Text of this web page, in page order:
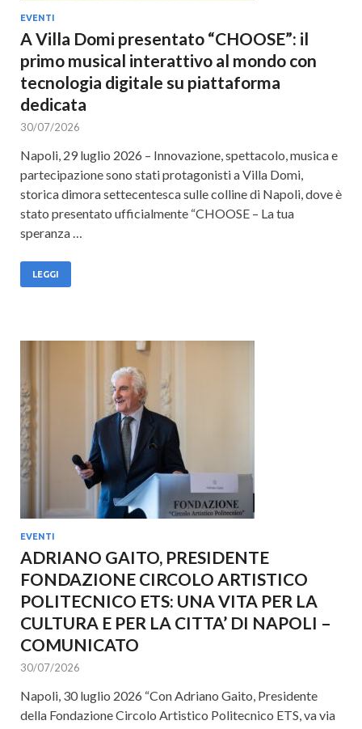
EVENTI
A Villa Domi presentato “CHOOSE”: il
primo musical interattivo al mondo con
tecnologia digitale su piattaforma
dedicata
30/07/2026
Napoli, 29 luglio 2026 – Innovazione, spettacolo, musica e
partecipazione sono stati protagonisti a Villa Domi,
storica dimora settecentesca sulle colline di Napoli, dove è
stato presentato ufficialmente “CHOOSE – La tua
speranza …
LEGGI
EVENTI
ADRIANO GAITO, PRESIDENTE
FONDAZIONE CIRCOLO ARTISTICO
POLITECNICO ETS: UNA VITA PER LA
CULTURA E PER LA CITTA’ DI NAPOLI –
COMUNICATO
30/07/2026
Napoli, 30 luglio 2026 “Con Adriano Gaito, Presidente
della Fondazione Circolo Artistico Politecnico ETS, va via